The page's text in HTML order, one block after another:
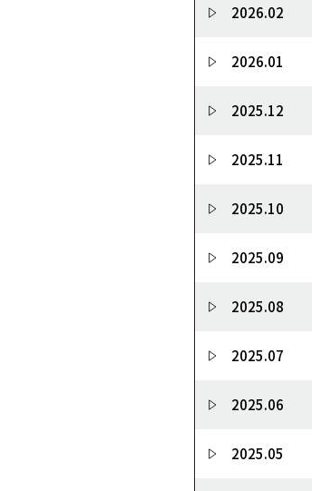
2026.02
2026.01
2025.12
2025.11
2025.10
2025.09
2025.08
2025.07
2025.06
2025.05